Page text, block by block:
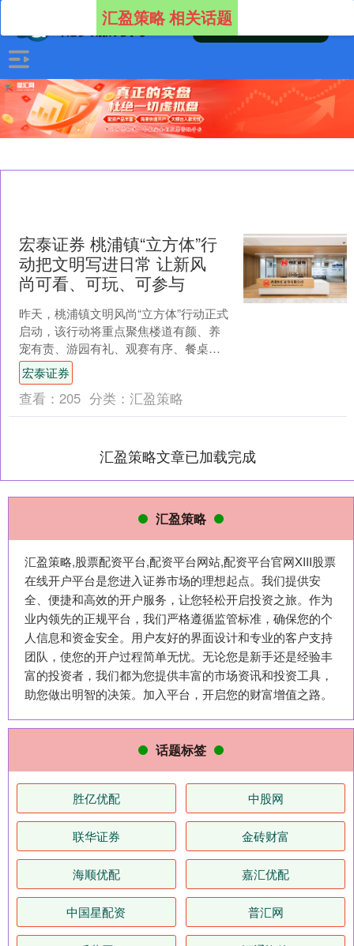
汇盈策略 相关话题
宏泰证券 桃浦镇“立方体”行
动把文明写进日常 让新风
尚可看、可玩、可参与
昨天，桃浦镇文明风尚“立方体”行动正式
启动，该行动将重点聚焦楼道有颜、养
宠有责、游园有礼、观赛有序、餐桌有
仪、服务有信六个方面，合力打造文
明“立方体”，共同树立....
宏泰证券
查看： 205 分类： 汇盈策略
汇盈策略文章已加载完成
汇盈策略
汇盈策略,股票配资平台,配资平台网站,配资平台官网XIII‌股票
在线开户平台是您进入证券市场的理想起点。我们提供安
全、便捷和高效的开户服务，让您轻松开启投资之旅。作为
业内领先的正规平台，我们严格遵循监管标准，确保您的个
人信息和资金安全。用户友好的界面设计和专业的客户支持
团队，使您的开户过程简单无忧。无论您是新手还是经验丰
富的投资者，我们都为您提供丰富的市场资讯和投资工具，
助您做出明智的决策。加入平台，开启您的财富增值之路。
话题标签
胜亿优配 中股网
联华证券 金砖财富
海顺优配 嘉汇优配
中国星配资 普汇网